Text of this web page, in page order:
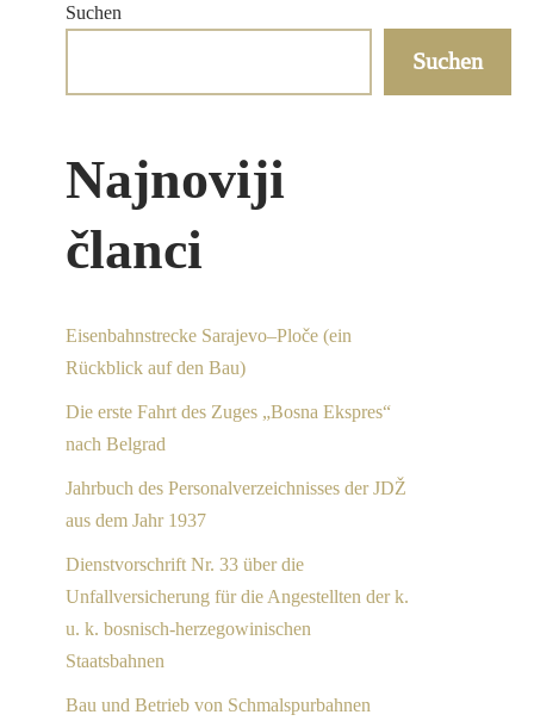
Suchen
Suchen
Najnoviji
članci
Eisenbahnstrecke Sarajevo–Ploče (ein
Rückblick auf den Bau)
Die erste Fahrt des Zuges „Bosna Ekspres“
nach Belgrad
Jahrbuch des Personalverzeichnisses der JDŽ
aus dem Jahr 1937
Dienstvorschrift Nr. 33 über die
Unfallversicherung für die Angestellten der k.
u. k. bosnisch-herzegowinischen
Staatsbahnen
Bau und Betrieb von Schmalspurbahnen